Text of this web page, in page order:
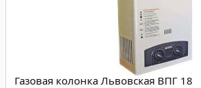
Газовая колонка Львовская ВПГ 18